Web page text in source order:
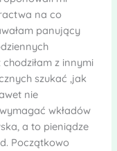
na co
panujący
z innymi
szukać ,jak
nie
wkładów
a to pieniądze
Początkowo